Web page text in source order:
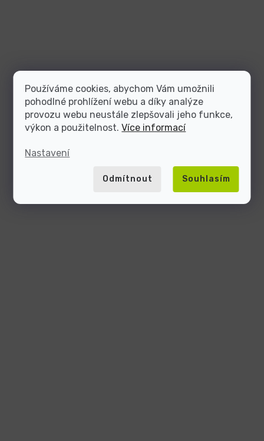
Používáme cookies, abychom Vám umožnili
pohodlné prohlížení webu a díky analýze
provozu webu neustále zlepšovali jeho funkce,
výkon a použitelnost.Více informací
Nastavení
Odmítnout Souhlasím